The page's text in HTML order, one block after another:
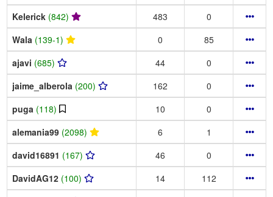
Kelerick (842) 483
0
Wala (139-1) 0
85
ajavi (685) 44
0
jaime_alberola (200) 162
0
puga (118) 10
0
alemania99 (2098) 6
1
david16891 (167) 46
0
DavidAG12 (100) 14
112